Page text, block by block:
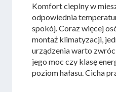
Komfort cieplny w
odpowiednia
spokój. Coraz więcej
montaż klimatyzacji,
urządzenia warto
jego moc czy klasę
poziom hałasu. Cicha